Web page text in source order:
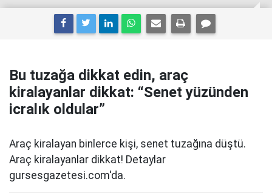
Bu tuzağa dikkat edin, araç
kiralayanlar dikkat: “Senet yüzünden
icralık oldular”
Araç kiralayan binlerce kişi, senet tuzağına düştü.
Araç kiralayanlar dikkat! Detaylar
gursesgazetesi.com'da.